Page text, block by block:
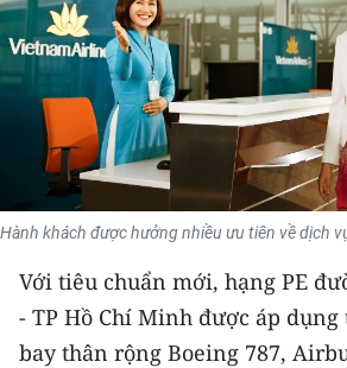
MÔI TRƯỜNG
BẠN ĐỌC
KIỂM CHỨNG THÔNG TIN
TRI THỨC CHUYÊN SÂU
CHƯƠNG TRÌNH OCOP - MỖI XÃ
MỘT SẢN PHẨM
Hành khách được hưởng nhiều ưu tiên về dịch
Với tiêu chuẩn mới, hạng PE
- TP Hồ Chí Minh được áp dụng
bay thân rộng Boeing 787,